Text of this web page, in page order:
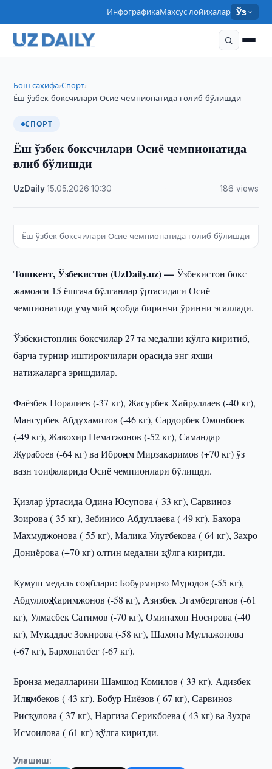
ИнфографикаМахсус лойиҳалар Ўз
Бош саҳифа›Спорт›
Ёш ўзбек боксчилари Осиё чемпионатида ғолиб бўлишди
СПОРТ
Ёш ўзбек боксчилари Осиё чемпионатида
ғолиб бўлишди
UzDaily·15.05.2026 ·10:30 186 views
Ёш ўзбек боксчилари Осиё чемпионатида ғолиб бўлишди
Тошкент, Ўзбекистон (UzDaily.uz) —Ўзбекистон бокс
жамоаси 15 ёшгача бўлганлар ўртасидаги Осиё
чемпионатида умумий ҳисобда биринчи ўринни эгаллади.
Ўзбекистонлик боксчилар 27 та медални қўлга киритиб,
барча турнир иштирокчилари орасида энг яхши
натижаларга эришдилар.
Фаёзбек Норалиев (-37 кг), Жасурбек Хайруллаев (-40 кг),
Мансурбек Абдухамитов (-46 кг), Сардорбек Омонбоев
(-49 кг), Жавохир Нематжонов (-52 кг), Самандар
Журабоев (-64 кг) ва Иброҳим Мирзакаримов (+70 кг) ўз
вазн тоифаларида Осиё чемпионлари бўлишди.
Қизлар ўртасида Одина Юсупова (-33 кг), Сарвиноз
Зоирова (-35 кг), Зебинисо Абдуллаева (-49 кг), Бахора
Махмуджонова (-55 кг), Малика Улуғбекова (-64 кг), Захро
Дониёрова (+70 кг) олтин медални қўлга киритди.
Кумуш медаль соҳиблари: Бобурмирзо Муродов (-55 кг),
Абдуллоҳ Каримжонов (-58 кг), Азизбек Эгамберганов (-61
кг), Улмасбек Сатимов (-70 кг), Оминахон Носирова (-40
кг), Муқаддас Зокирова (-58 кг), Шахона Муллажонова
(-67 кг), Бархонатбег (-67 кг).
Бронза медалларини Шамшод Комилов (-33 кг), Адизбек
Илҳомбеков (-43 кг), Бобур Ниёзов (-67 кг), Сарвиноз
Рисқулова (-37 кг), Наргиза Серикбоева (-43 кг) ва Зухра
Исмоилова (-61 кг) қўлга киритди.
Улашиш: